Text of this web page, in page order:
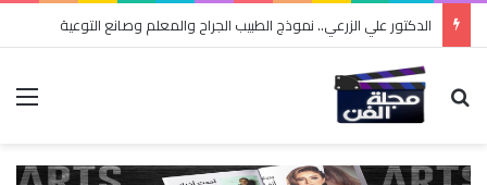
الدكتور علي الزرعي.. نموذج الطبيب الجراح والمعلم وصانع التوعية
بحث عن